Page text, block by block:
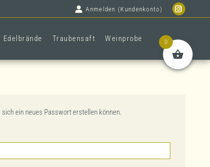
Anmelden (Kundenkonto)
wird
in
einem
Edelbrände Traubensaft Weinprobe
ein neues Passwort erstellen können.
0